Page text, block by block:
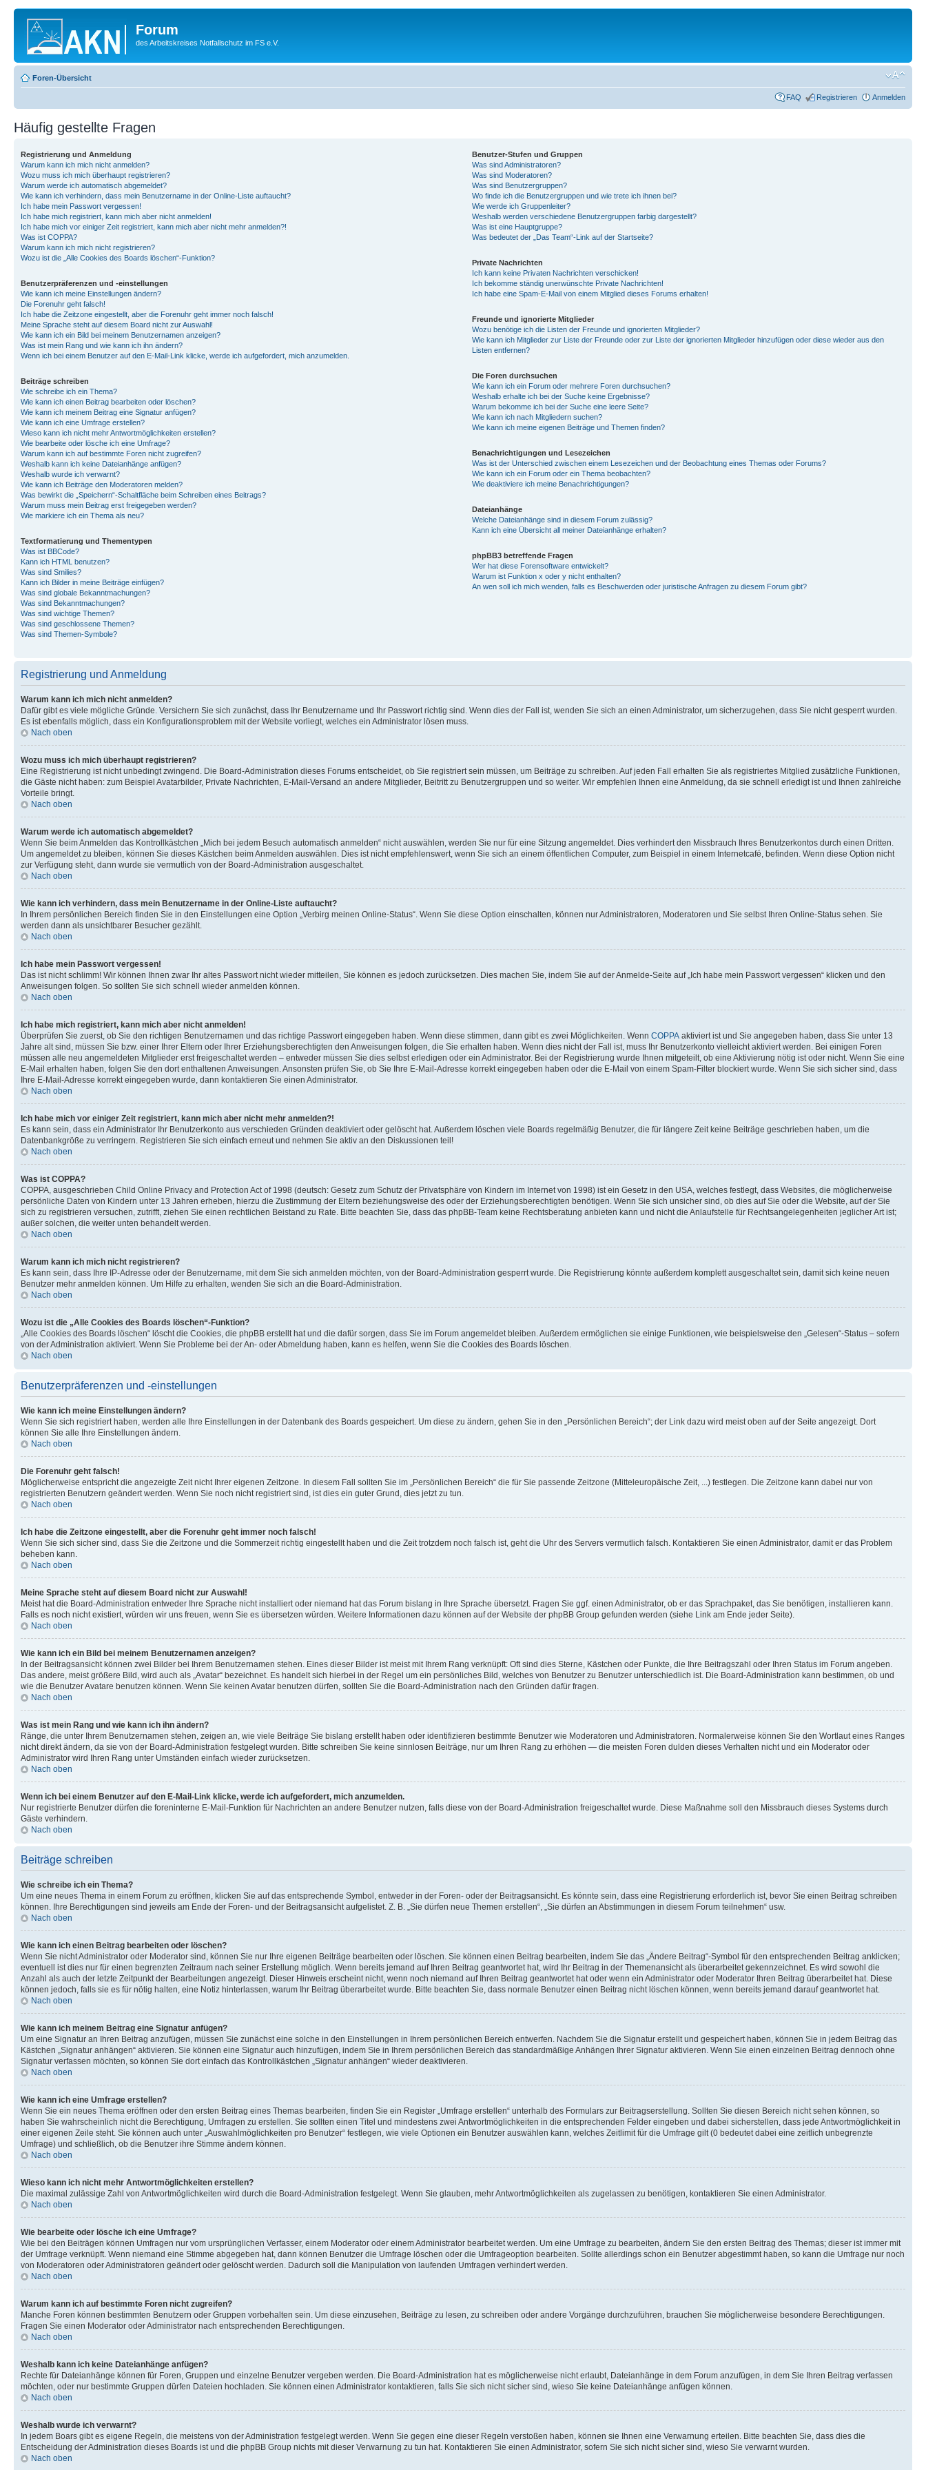
Forum
des Arbeitskreises Notfallschutz im FS e.V.
Foren-Übersicht
FAQ Registrieren Anmelden
Häufig gestellte Fragen
Registrierung und Anmeldung
Warum kann ich mich nicht anmelden?
Wozu muss ich mich überhaupt registrieren?
Warum werde ich automatisch abgemeldet?
Wie kann ich verhindern, dass mein Benutzername in der Online-Liste auftaucht?
Ich habe mein Passwort vergessen!
Ich habe mich registriert, kann mich aber nicht anmelden!
Ich habe mich vor einiger Zeit registriert, kann mich aber nicht mehr anmelden?!
Was ist COPPA?
Warum kann ich mich nicht registrieren?
Wozu ist die „Alle Cookies des Boards löschen“-Funktion?
Benutzerpräferenzen und -einstellungen
Wie kann ich meine Einstellungen ändern?
Die Forenuhr geht falsch!
Ich habe die Zeitzone eingestellt, aber die Forenuhr geht immer noch falsch!
Meine Sprache steht auf diesem Board nicht zur Auswahl!
Wie kann ich ein Bild bei meinem Benutzernamen anzeigen?
Was ist mein Rang und wie kann ich ihn ändern?
Wenn ich bei einem Benutzer auf den E-Mail-Link klicke, werde ich aufgefordert, mich anzumelden.
Beiträge schreiben
Wie schreibe ich ein Thema?
Wie kann ich einen Beitrag bearbeiten oder löschen?
Wie kann ich meinem Beitrag eine Signatur anfügen?
Wie kann ich eine Umfrage erstellen?
Wieso kann ich nicht mehr Antwortmöglichkeiten erstellen?
Wie bearbeite oder lösche ich eine Umfrage?
Warum kann ich auf bestimmte Foren nicht zugreifen?
Weshalb kann ich keine Dateianhänge anfügen?
Weshalb wurde ich verwarnt?
Wie kann ich Beiträge den Moderatoren melden?
Was bewirkt die „Speichern“-Schaltfläche beim Schreiben eines Beitrags?
Warum muss mein Beitrag erst freigegeben werden?
Wie markiere ich ein Thema als neu?
Textformatierung und Thementypen
Was ist BBCode?
Kann ich HTML benutzen?
Was sind Smilies?
Kann ich Bilder in meine Beiträge einfügen?
Was sind globale Bekanntmachungen?
Was sind Bekanntmachungen?
Was sind wichtige Themen?
Was sind geschlossene Themen?
Was sind Themen-Symbole?
Benutzer-Stufen und Gruppen
Was sind Administratoren?
Was sind Moderatoren?
Was sind Benutzergruppen?
Wo finde ich die Benutzergruppen und wie trete ich ihnen bei?
Wie werde ich Gruppenleiter?
Weshalb werden verschiedene Benutzergruppen farbig dargestellt?
Was ist eine Hauptgruppe?
Was bedeutet der „Das Team“-Link auf der Startseite?
Private Nachrichten
Ich kann keine Privaten Nachrichten verschicken!
Ich bekomme ständig unerwünschte Private Nachrichten!
Ich habe eine Spam-E-Mail von einem Mitglied dieses Forums erhalten!
Freunde und ignorierte Mitglieder
Wozu benötige ich die Listen der Freunde und ignorierten Mitglieder?
Wie kann ich Mitglieder zur Liste der Freunde oder zur Liste der ignorierten Mitglieder hinzufügen oder diese wieder aus den
Listen entfernen?
Die Foren durchsuchen
Wie kann ich ein Forum oder mehrere Foren durchsuchen?
Weshalb erhalte ich bei der Suche keine Ergebnisse?
Warum bekomme ich bei der Suche eine leere Seite?
Wie kann ich nach Mitgliedern suchen?
Wie kann ich meine eigenen Beiträge und Themen finden?
Benachrichtigungen und Lesezeichen
Was ist der Unterschied zwischen einem Lesezeichen und der Beobachtung eines Themas oder Forums?
Wie kann ich ein Forum oder ein Thema beobachten?
Wie deaktiviere ich meine Benachrichtigungen?
Dateianhänge
Welche Dateianhänge sind in diesem Forum zulässig?
Kann ich eine Übersicht all meiner Dateianhänge erhalten?
phpBB3 betreffende Fragen
Wer hat diese Forensoftware entwickelt?
Warum ist Funktion x oder y nicht enthalten?
An wen soll ich mich wenden, falls es Beschwerden oder juristische Anfragen zu diesem Forum gibt?
Registrierung und Anmeldung
Warum kann ich mich nicht anmelden?
Dafür gibt es viele mögliche Gründe. Versichern Sie sich zunächst, dass Ihr Benutzername und Ihr Passwort richtig sind. Wenn dies der Fall ist, wenden Sie sich an einen Administrator, um sicherzugehen, dass Sie nicht gesperrt wurden.
Es ist ebenfalls möglich, dass ein Konfigurationsproblem mit der Website vorliegt, welches ein Administrator lösen muss.
Nach oben
Wozu muss ich mich überhaupt registrieren?
Eine Registrierung ist nicht unbedingt zwingend. Die Board-Administration dieses Forums entscheidet, ob Sie registriert sein müssen, um Beiträge zu schreiben. Auf jeden Fall erhalten Sie als registriertes Mitglied zusätzliche Funktionen,
die Gäste nicht haben: zum Beispiel Avatarbilder, Private Nachrichten, E-Mail-Versand an andere Mitglieder, Beitritt zu Benutzergruppen und so weiter. Wir empfehlen Ihnen eine Anmeldung, da sie schnell erledigt ist und Ihnen zahlreiche
Vorteile bringt.
Nach oben
Warum werde ich automatisch abgemeldet?
Wenn Sie beim Anmelden das Kontrollkästchen „Mich bei jedem Besuch automatisch anmelden“ nicht auswählen, werden Sie nur für eine Sitzung angemeldet. Dies verhindert den Missbrauch Ihres Benutzerkontos durch einen Dritten.
Um angemeldet zu bleiben, können Sie dieses Kästchen beim Anmelden auswählen. Dies ist nicht empfehlenswert, wenn Sie sich an einem öffentlichen Computer, zum Beispiel in einem Internetcafé, befinden. Wenn diese Option nicht
zur Verfügung steht, dann wurde sie vermutlich von der Board-Administration ausgeschaltet.
Nach oben
Wie kann ich verhindern, dass mein Benutzername in der Online-Liste auftaucht?
In Ihrem persönlichen Bereich finden Sie in den Einstellungen eine Option „Verbirg meinen Online-Status“. Wenn Sie diese Option einschalten, können nur Administratoren, Moderatoren und Sie selbst Ihren Online-Status sehen. Sie
werden dann als unsichtbarer Besucher gezählt.
Nach oben
Ich habe mein Passwort vergessen!
Das ist nicht schlimm! Wir können Ihnen zwar Ihr altes Passwort nicht wieder mitteilen, Sie können es jedoch zurücksetzen. Dies machen Sie, indem Sie auf der Anmelde-Seite auf „Ich habe mein Passwort vergessen“ klicken und den
Anweisungen folgen. So sollten Sie sich schnell wieder anmelden können.
Nach oben
Ich habe mich registriert, kann mich aber nicht anmelden!
Überprüfen Sie zuerst, ob Sie den richtigen Benutzernamen und das richtige Passwort eingegeben haben. Wenn diese stimmen, dann gibt es zwei Möglichkeiten. Wenn COPPA aktiviert ist und Sie angegeben haben, dass Sie unter 13
Jahre alt sind, müssen Sie bzw. einer Ihrer Eltern oder Ihrer Erziehungsberechtigten den Anweisungen folgen, die Sie erhalten haben. Wenn dies nicht der Fall ist, muss Ihr Benutzerkonto vielleicht aktiviert werden. Bei einigen Foren
müssen alle neu angemeldeten Mitglieder erst freigeschaltet werden – entweder müssen Sie dies selbst erledigen oder ein Administrator. Bei der Registrierung wurde Ihnen mitgeteilt, ob eine Aktivierung nötig ist oder nicht. Wenn Sie eine
E-Mail erhalten haben, folgen Sie den dort enthaltenen Anweisungen. Ansonsten prüfen Sie, ob Sie Ihre E-Mail-Adresse korrekt eingegeben haben oder die E-Mail von einem Spam-Filter blockiert wurde. Wenn Sie sich sicher sind, dass
Ihre E-Mail-Adresse korrekt eingegeben wurde, dann kontaktieren Sie einen Administrator.
Nach oben
Ich habe mich vor einiger Zeit registriert, kann mich aber nicht mehr anmelden?!
Es kann sein, dass ein Administrator Ihr Benutzerkonto aus verschieden Gründen deaktiviert oder gelöscht hat. Außerdem löschen viele Boards regelmäßig Benutzer, die für längere Zeit keine Beiträge geschrieben haben, um die
Datenbankgröße zu verringern. Registrieren Sie sich einfach erneut und nehmen Sie aktiv an den Diskussionen teil!
Nach oben
Was ist COPPA?
COPPA, ausgeschrieben Child Online Privacy and Protection Act of 1998 (deutsch: Gesetz zum Schutz der Privatsphäre von Kindern im Internet von 1998) ist ein Gesetz in den USA, welches festlegt, dass Websites, die möglicherweise
persönliche Daten von Kindern unter 13 Jahren erheben, hierzu die Zustimmung der Eltern beziehungsweise des oder der Erziehungsberechtigten benötigen. Wenn Sie sich unsicher sind, ob dies auf Sie oder die Website, auf der Sie
sich zu registrieren versuchen, zutrifft, ziehen Sie einen rechtlichen Beistand zu Rate. Bitte beachten Sie, dass das phpBB-Team keine Rechtsberatung anbieten kann und nicht die Anlaufstelle für Rechtsangelegenheiten jeglicher Art ist;
außer solchen, die weiter unten behandelt werden.
Nach oben
Warum kann ich mich nicht registrieren?
Es kann sein, dass Ihre IP-Adresse oder der Benutzername, mit dem Sie sich anmelden möchten, von der Board-Administration gesperrt wurde. Die Registrierung könnte außerdem komplett ausgeschaltet sein, damit sich keine neuen
Benutzer mehr anmelden können. Um Hilfe zu erhalten, wenden Sie sich an die Board-Administration.
Nach oben
Wozu ist die „Alle Cookies des Boards löschen“-Funktion?
„Alle Cookies des Boards löschen“ löscht die Cookies, die phpBB erstellt hat und die dafür sorgen, dass Sie im Forum angemeldet bleiben. Außerdem ermöglichen sie einige Funktionen, wie beispielsweise den „Gelesen“-Status – sofern
von der Administration aktiviert. Wenn Sie Probleme bei der An- oder Abmeldung haben, kann es helfen, wenn Sie die Cookies des Boards löschen.
Nach oben
Benutzerpräferenzen und -einstellungen
Wie kann ich meine Einstellungen ändern?
Wenn Sie sich registriert haben, werden alle Ihre Einstellungen in der Datenbank des Boards gespeichert. Um diese zu ändern, gehen Sie in den „Persönlichen Bereich“; der Link dazu wird meist oben auf der Seite angezeigt. Dort
können Sie alle Ihre Einstellungen ändern.
Nach oben
Die Forenuhr geht falsch!
Möglicherweise entspricht die angezeigte Zeit nicht Ihrer eigenen Zeitzone. In diesem Fall sollten Sie im „Persönlichen Bereich“ die für Sie passende Zeitzone (Mitteleuropäische Zeit, ...) festlegen. Die Zeitzone kann dabei nur von
registrierten Benutzern geändert werden. Wenn Sie noch nicht registriert sind, ist dies ein guter Grund, dies jetzt zu tun.
Nach oben
Ich habe die Zeitzone eingestellt, aber die Forenuhr geht immer noch falsch!
Wenn Sie sich sicher sind, dass Sie die Zeitzone und die Sommerzeit richtig eingestellt haben und die Zeit trotzdem noch falsch ist, geht die Uhr des Servers vermutlich falsch. Kontaktieren Sie einen Administrator, damit er das Problem
beheben kann.
Nach oben
Meine Sprache steht auf diesem Board nicht zur Auswahl!
Meist hat die Board-Administration entweder Ihre Sprache nicht installiert oder niemand hat das Forum bislang in Ihre Sprache übersetzt. Fragen Sie ggf. einen Administrator, ob er das Sprachpaket, das Sie benötigen, installieren kann.
Falls es noch nicht existiert, würden wir uns freuen, wenn Sie es übersetzen würden. Weitere Informationen dazu können auf der Website der phpBB Group gefunden werden (siehe Link am Ende jeder Seite).
Nach oben
Wie kann ich ein Bild bei meinem Benutzernamen anzeigen?
In der Beitragsansicht können zwei Bilder bei Ihrem Benutzernamen stehen. Eines dieser Bilder ist meist mit Ihrem Rang verknüpft: Oft sind dies Sterne, Kästchen oder Punkte, die Ihre Beitragszahl oder Ihren Status im Forum angeben.
Das andere, meist größere Bild, wird auch als „Avatar“ bezeichnet. Es handelt sich hierbei in der Regel um ein persönliches Bild, welches von Benutzer zu Benutzer unterschiedlich ist. Die Board-Administration kann bestimmen, ob und
wie die Benutzer Avatare benutzen können. Wenn Sie keinen Avatar benutzen dürfen, sollten Sie die Board-Administration nach den Gründen dafür fragen.
Nach oben
Was ist mein Rang und wie kann ich ihn ändern?
Ränge, die unter Ihrem Benutzernamen stehen, zeigen an, wie viele Beiträge Sie bislang erstellt haben oder identifizieren bestimmte Benutzer wie Moderatoren und Administratoren. Normalerweise können Sie den Wortlaut eines Ranges
nicht direkt ändern, da sie von der Board-Administration festgelegt wurden. Bitte schreiben Sie keine sinnlosen Beiträge, nur um Ihren Rang zu erhöhen — die meisten Foren dulden dieses Verhalten nicht und ein Moderator oder
Administrator wird Ihren Rang unter Umständen einfach wieder zurücksetzen.
Nach oben
Wenn ich bei einem Benutzer auf den E-Mail-Link klicke, werde ich aufgefordert, mich anzumelden.
Nur registrierte Benutzer dürfen die foreninterne E-Mail-Funktion für Nachrichten an andere Benutzer nutzen, falls diese von der Board-Administration freigeschaltet wurde. Diese Maßnahme soll den Missbrauch dieses Systems durch
Gäste verhindern.
Nach oben
Beiträge schreiben
Wie schreibe ich ein Thema?
Um eine neues Thema in einem Forum zu eröffnen, klicken Sie auf das entsprechende Symbol, entweder in der Foren- oder der Beitragsansicht. Es könnte sein, dass eine Registrierung erforderlich ist, bevor Sie einen Beitrag schreiben
können. Ihre Berechtigungen sind jeweils am Ende der Foren- und der Beitragsansicht aufgelistet. Z. B. „Sie dürfen neue Themen erstellen“, „Sie dürfen an Abstimmungen in diesem Forum teilnehmen“ usw.
Nach oben
Wie kann ich einen Beitrag bearbeiten oder löschen?
Wenn Sie nicht Administrator oder Moderator sind, können Sie nur Ihre eigenen Beiträge bearbeiten oder löschen. Sie können einen Beitrag bearbeiten, indem Sie das „Ändere Beitrag“-Symbol für den entsprechenden Beitrag anklicken;
eventuell ist dies nur für einen begrenzten Zeitraum nach seiner Erstellung möglich. Wenn bereits jemand auf Ihren Beitrag geantwortet hat, wird Ihr Beitrag in der Themenansicht als überarbeitet gekennzeichnet. Es wird sowohl die
Anzahl als auch der letzte Zeitpunkt der Bearbeitungen angezeigt. Dieser Hinweis erscheint nicht, wenn noch niemand auf Ihren Beitrag geantwortet hat oder wenn ein Administrator oder Moderator Ihren Beitrag überarbeitet hat. Diese
können jedoch, falls sie es für nötig halten, eine Notiz hinterlassen, warum Ihr Beitrag überarbeitet wurde. Bitte beachten Sie, dass normale Benutzer einen Beitrag nicht löschen können, wenn bereits jemand darauf geantwortet hat.
Nach oben
Wie kann ich meinem Beitrag eine Signatur anfügen?
Um eine Signatur an Ihren Beitrag anzufügen, müssen Sie zunächst eine solche in den Einstellungen in Ihrem persönlichen Bereich entwerfen. Nachdem Sie die Signatur erstellt und gespeichert haben, können Sie in jedem Beitrag das
Kästchen „Signatur anhängen“ aktivieren. Sie können eine Signatur auch hinzufügen, indem Sie in Ihrem persönlichen Bereich das standardmäßige Anhängen Ihrer Signatur aktivieren. Wenn Sie einen einzelnen Beitrag dennoch ohne
Signatur verfassen möchten, so können Sie dort einfach das Kontrollkästchen „Signatur anhängen“ wieder deaktivieren.
Nach oben
Wie kann ich eine Umfrage erstellen?
Wenn Sie ein neues Thema eröffnen oder den ersten Beitrag eines Themas bearbeiten, finden Sie ein Register „Umfrage erstellen“ unterhalb des Formulars zur Beitragserstellung. Sollten Sie diesen Bereich nicht sehen können, so
haben Sie wahrscheinlich nicht die Berechtigung, Umfragen zu erstellen. Sie sollten einen Titel und mindestens zwei Antwortmöglichkeiten in die entsprechenden Felder eingeben und dabei sicherstellen, dass jede Antwortmöglichkeit in
einer eigenen Zeile steht. Sie können auch unter „Auswahlmöglichkeiten pro Benutzer“ festlegen, wie viele Optionen ein Benutzer auswählen kann, welches Zeitlimit für die Umfrage gilt (0 bedeutet dabei eine zeitlich unbegrenzte
Umfrage) und schließlich, ob die Benutzer ihre Stimme ändern können.
Nach oben
Wieso kann ich nicht mehr Antwortmöglichkeiten erstellen?
Die maximal zulässige Zahl von Antwortmöglichkeiten wird durch die Board-Administration festgelegt. Wenn Sie glauben, mehr Antwortmöglichkeiten als zugelassen zu benötigen, kontaktieren Sie einen Administrator.
Nach oben
Wie bearbeite oder lösche ich eine Umfrage?
Wie bei den Beiträgen können Umfragen nur vom ursprünglichen Verfasser, einem Moderator oder einem Administrator bearbeitet werden. Um eine Umfrage zu bearbeiten, ändern Sie den ersten Beitrag des Themas; dieser ist immer mit
der Umfrage verknüpft. Wenn niemand eine Stimme abgegeben hat, dann können Benutzer die Umfrage löschen oder die Umfrageoption bearbeiten. Sollte allerdings schon ein Benutzer abgestimmt haben, so kann die Umfrage nur noch
von Moderatoren oder Administratoren geändert oder gelöscht werden. Dadurch soll die Manipulation von laufenden Umfragen verhindert werden.
Nach oben
Warum kann ich auf bestimmte Foren nicht zugreifen?
Manche Foren können bestimmten Benutzern oder Gruppen vorbehalten sein. Um diese einzusehen, Beiträge zu lesen, zu schreiben oder andere Vorgänge durchzuführen, brauchen Sie möglicherweise besondere Berechtigungen.
Fragen Sie einen Moderator oder Administrator nach entsprechenden Berechtigungen.
Nach oben
Weshalb kann ich keine Dateianhänge anfügen?
Rechte für Dateianhänge können für Foren, Gruppen und einzelne Benutzer vergeben werden. Die Board-Administration hat es möglicherweise nicht erlaubt, Dateianhänge in dem Forum anzufügen, in dem Sie Ihren Beitrag verfassen
möchten, oder nur bestimmte Gruppen dürfen Dateien hochladen. Sie können einen Administrator kontaktieren, falls Sie sich nicht sicher sind, wieso Sie keine Dateianhänge anfügen können.
Nach oben
Weshalb wurde ich verwarnt?
In jedem Boars gibt es eigene Regeln, die meistens von der Administration festgelegt werden. Wenn Sie gegen eine dieser Regeln verstoßen haben, können sie Ihnen eine Verwarnung erteilen. Bitte beachten Sie, dass dies die
Entscheidung der Administration dieses Boards ist und die phpBB Group nichts mit dieser Verwarnung zu tun hat. Kontaktieren Sie einen Administrator, sofern Sie sich nicht sicher sind, wieso Sie verwarnt wurden.
Nach oben